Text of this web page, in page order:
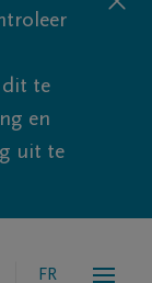
dit te
en
uit te
FR